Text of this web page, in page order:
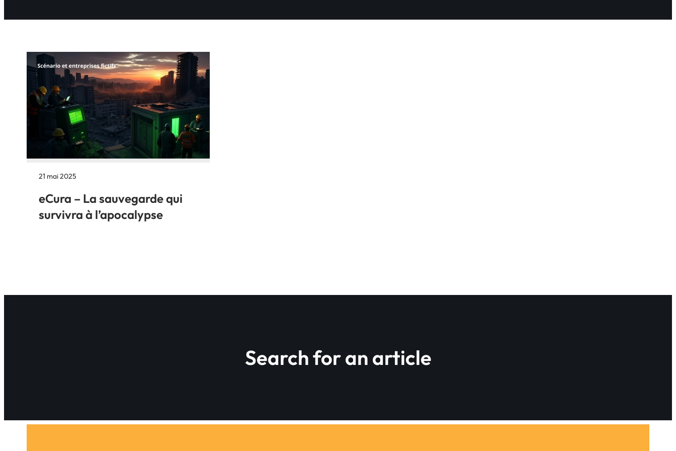
21 mai 2025
eCura – La sauvegarde qui
survivra à l’apocalypse
Search for an article